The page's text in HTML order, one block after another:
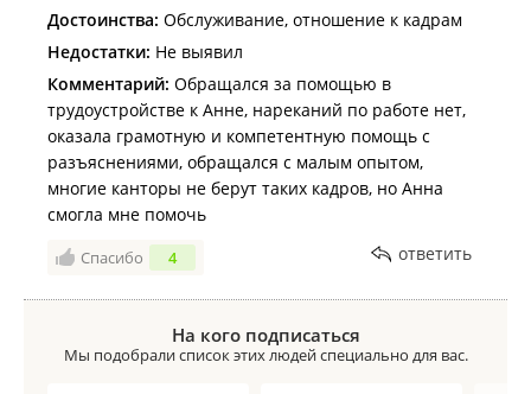
Достоинства: Обслуживание, отношение к кадрам
Недостатки: Не выявил
Комментарий: Обращался за помощью в
трудоустройстве к Анне, нареканий по работе нет,
оказала грамотную и компетентную помощь с
разъяснениями, обращался с малым опытом,
многие канторы не берут таких кадров, но Анна
смогла мне помочь
Спасибо 4 ответить
На кого подписаться
Мы подобрали список этих людей специально для вас.